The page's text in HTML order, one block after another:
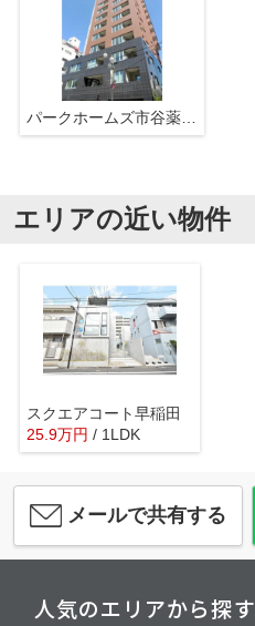
パークホームズ市谷薬王寺セントガレリア
エリアの近い物件
スクエアコート早稲田
25.9万円 / 1LDK
メールで共有する
人気のエリアから探す